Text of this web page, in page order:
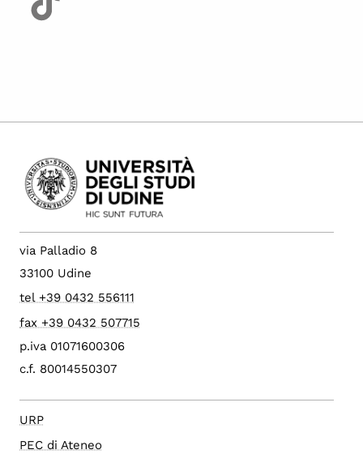
via Palladio 8
33100 Udine
tel +39 0432 556111
fax +39 0432 507715
p.iva 01071600306
c.f. 80014550307
URP
PEC di Ateneo